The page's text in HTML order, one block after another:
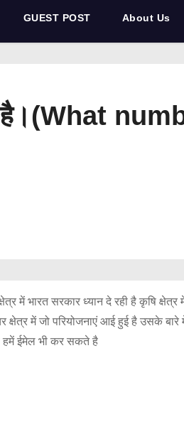
GUEST POST About Us
है।(What
सरकार ध्यान दे रही है कृषि क्षेत्र
में जो परियोजनाएं आई हुई है उसके बारे
ईमेल भी कर सकते है